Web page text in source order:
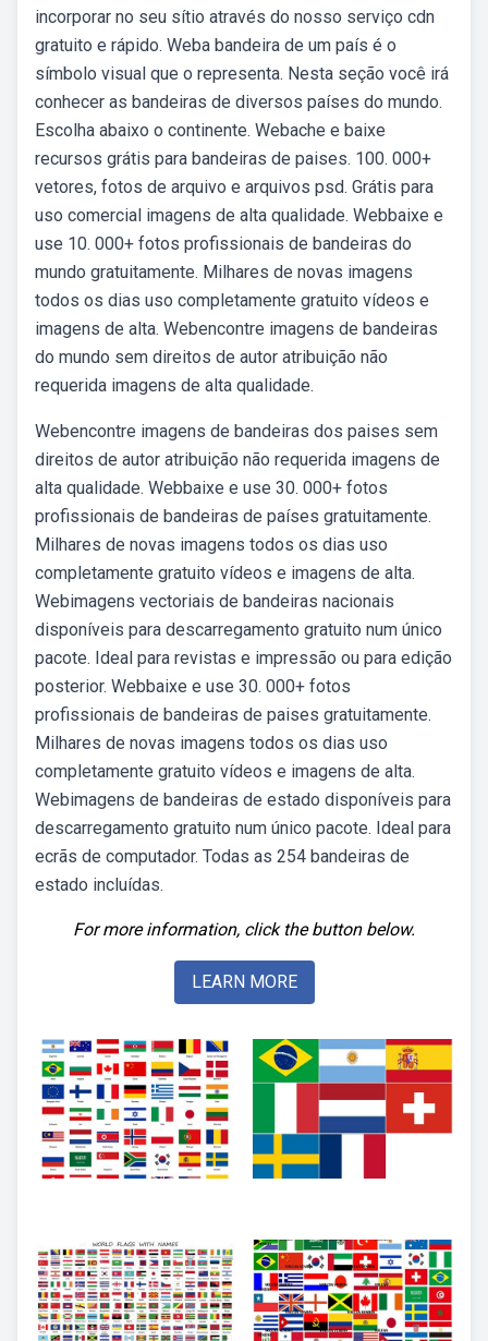
incorporar no seu sítio através do nosso serviço cdn
gratuito e rápido. Weba bandeira de um país é o
símbolo visual que o representa. Nesta seção você irá
conhecer as bandeiras de diversos países do mundo.
Escolha abaixo o continente. Webache e baixe
recursos grátis para bandeiras de paises. 100. 000+
vetores, fotos de arquivo e arquivos psd. Grátis para
uso comercial imagens de alta qualidade. Webbaixe e
use 10. 000+ fotos profissionais de bandeiras do
mundo gratuitamente. Milhares de novas imagens
todos os dias uso completamente gratuito vídeos e
imagens de alta. Webencontre imagens de bandeiras
do mundo sem direitos de autor atribuição não
requerida imagens de alta qualidade.
Webencontre imagens de bandeiras dos paises sem
direitos de autor atribuição não requerida imagens de
alta qualidade. Webbaixe e use 30. 000+ fotos
profissionais de bandeiras de países gratuitamente.
Milhares de novas imagens todos os dias uso
completamente gratuito vídeos e imagens de alta.
Webimagens vectoriais de bandeiras nacionais
disponíveis para descarregamento gratuito num único
pacote. Ideal para revistas e impressão ou para edição
posterior. Webbaixe e use 30. 000+ fotos
profissionais de bandeiras de paises gratuitamente.
Milhares de novas imagens todos os dias uso
completamente gratuito vídeos e imagens de alta.
Webimagens de bandeiras de estado disponíveis para
descarregamento gratuito num único pacote. Ideal para
ecrãs de computador. Todas as 254 bandeiras de
estado incluídas.
For more information, click the button below.
LEARN MORE